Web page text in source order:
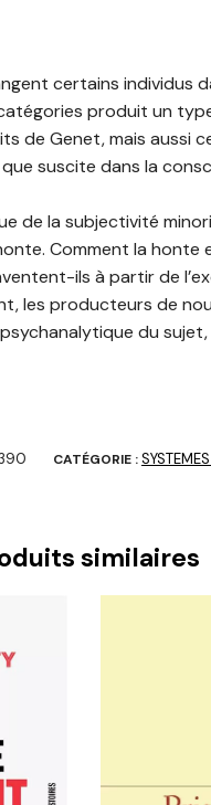
certains individus
catégories produit un
de Genet, mais aussi
suscite dans la
de la subjectivité
Comment la
ils à partir de
les producteurs de
du
CATÉGORIE :
similaires